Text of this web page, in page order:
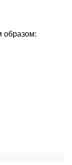
образом: